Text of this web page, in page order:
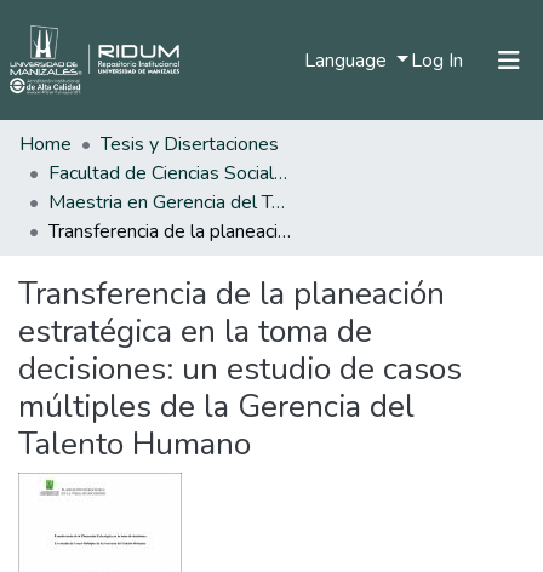
Language Log In (current)
Home
Tesis y Disertaciones
Facultad de Ciencias Sociales y Humanas
Maestria en Gerencia del Talento Humano
Transferencia de la planeación estratégica en la toma de decisiones: un estudio de casos múltiples de la Gerencia del Talento Humano
Transferencia de la planeación
estratégica en la toma de
decisiones: un estudio de casos
múltiples de la Gerencia del
Talento Humano